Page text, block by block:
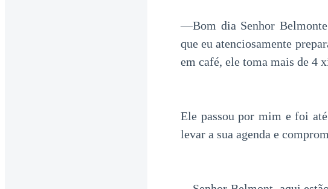
—Bom dia Senhor
que eu atenciosamente
em café, ele toma mais de 4
Ele passou por mim e foi
levar a sua agenda e